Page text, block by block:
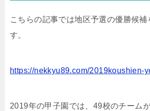
こちらの記事では地区予選の優勝候補
す。
https://nekkyu89.com/2019koushien-
2019年の甲子園では、49校のチーム